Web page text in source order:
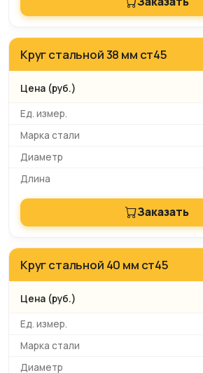
Круг стальной 38 мм ст45
Заказать
Круг стальной 40 мм ст45